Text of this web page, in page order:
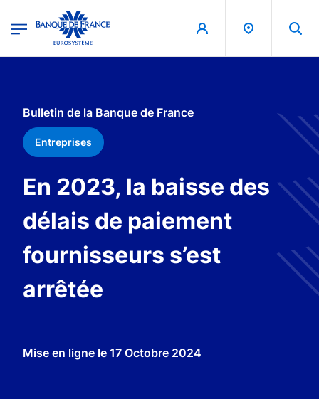
Banque de France - Menu Principal
Bulletin de la Banque de France
Entreprises
En 2023, la baisse des
délais de paiement
fournisseurs s’est
arrêtée
Mise en ligne le 17 Octobre 2024